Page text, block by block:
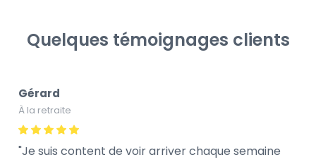
Quelques témoignages clients
Gérard
À la retraite
Je suis content de voir arriver chaque semaine